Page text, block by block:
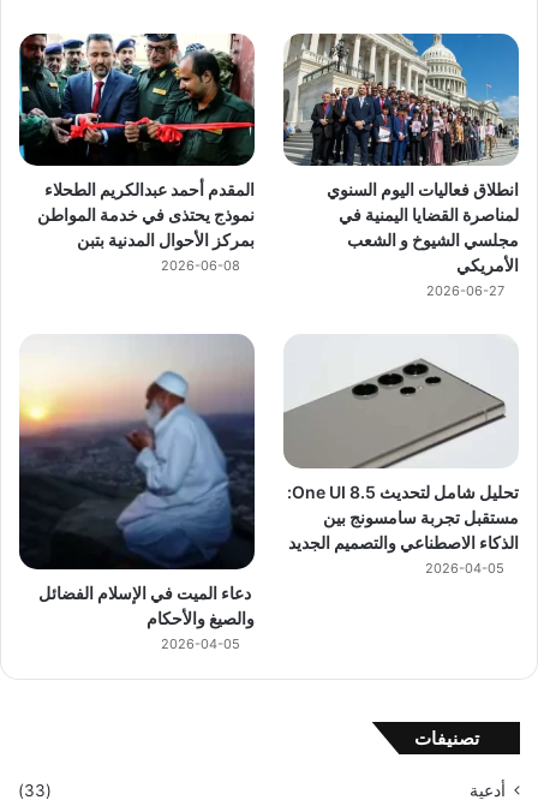
انطلاق فعاليات اليوم السنوي
لمناصرة القضايا اليمنية في
مجلسي الشيوخ و الشعب
الأمريكي
2026-06-27
المقدم أحمد عبدالكريم الطحلاء
نموذج يحتذى في خدمة المواطن
بمركز الأحوال المدنية بتبن
2026-06-08
تحليل شامل لتحديث One UI 8.5:
مستقبل تجربة سامسونج بين
الذكاء الاصطناعي والتصميم الجديد
2026-04-05
دعاء الميت في الإسلام الفضائل
والصيغ والأحكام
2026-04-05
تصنيفات
أدعية
(33)